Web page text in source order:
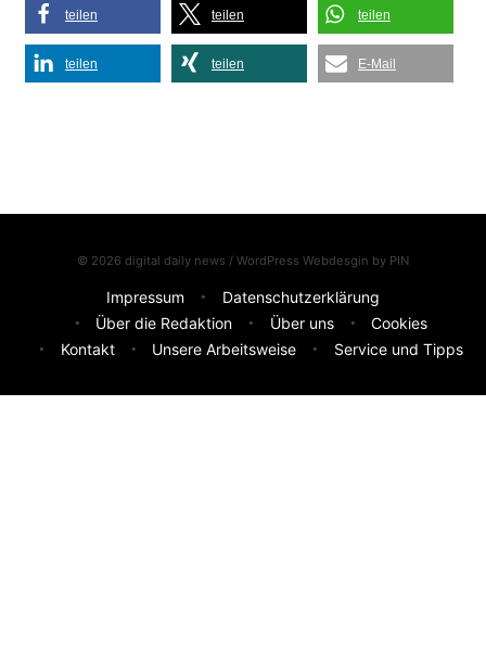
teilen teilen teilen
teilen teilen E-Mail
© 2026 digital daily news / WordPress Webdesgin by PIN
Impressum
Datenschutzerklärung
Über die Redaktion
Über uns
Cookies
Kontakt
Unsere Arbeitsweise Service und Tipps